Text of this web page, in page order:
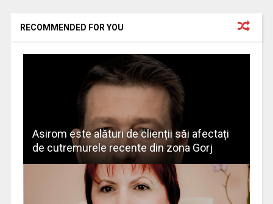
RECOMMENDED FOR YOU
Asirom este alături de clienții săi afectați
de cutremurele recente din zona Gorj